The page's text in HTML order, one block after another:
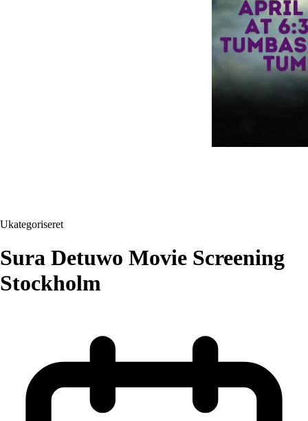
Ukategoriseret
Sura Detuwo Movie Screening
Stockholm